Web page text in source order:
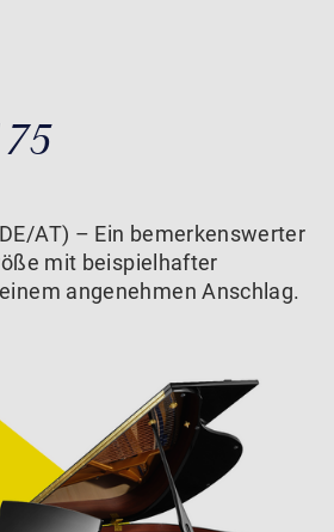
AT) – Ein bemerkenswerter
mit beispielhafter
angenehmen Anschlag.